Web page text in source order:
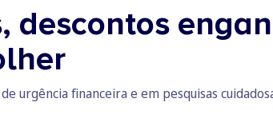
descontos
urgência financeira e em pesquisas